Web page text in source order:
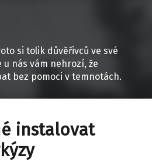
si tolik důvěřivců ve své
u nás vám nehrozí, že
bez pomoci v temnotách.
instalovat